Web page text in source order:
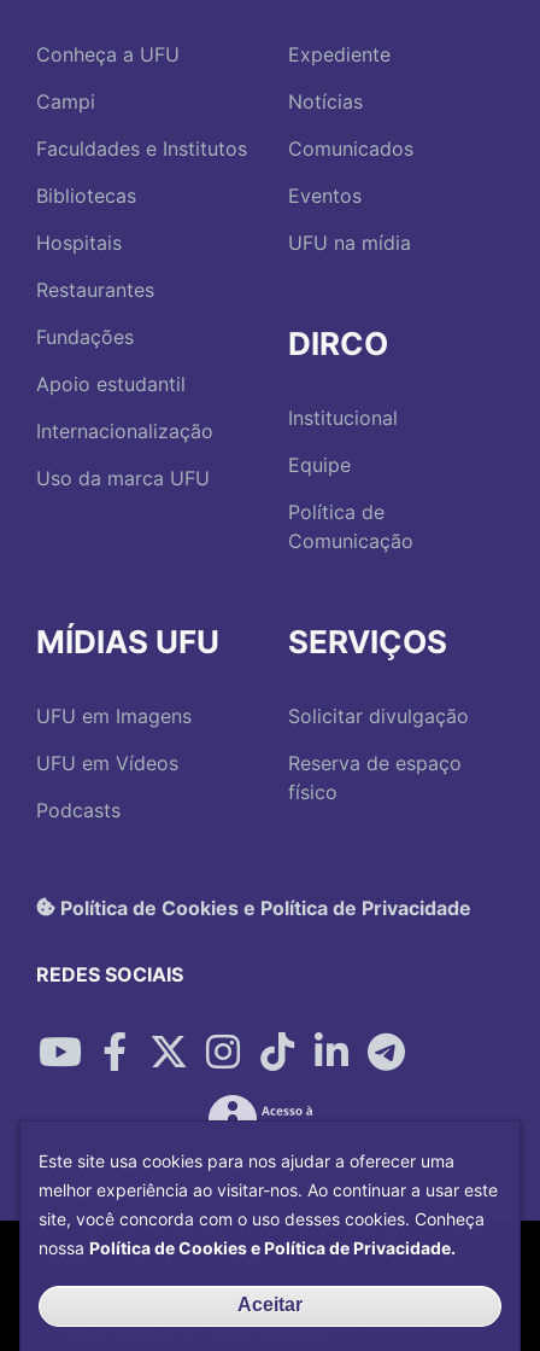
Conheça a UFU
Campi
Faculdades e Institutos
Bibliotecas
Hospitais
Restaurantes
Fundações
Apoio estudantil
Internacionalização
Uso da marca UFU
Expediente
Notícias
Comunicados
Eventos
UFU na mídia
DIRCO
Institucional
Equipe
Política de
Comunicação
MÍDIAS UFU
UFU em Imagens
UFU em Vídeos
Podcasts
SERVIÇOS
Solicitar divulgação
Reserva de espaço
físico
Política de Cookies e Política de Privacidade
REDES SOCIAIS
Copyright©2026Universidade Federal
Desenvolvido porCentro de Tecnologia da
Informação e Comunicaçãocom o CMS de
Este site usa cookies para nos ajudar a oferecer uma
melhor experiência ao visitar-nos. Ao continuar a usar este
site, você concorda com o uso desses cookies. Conheça
nossa Política de Cookies e Política de Privacidade.
Aceitar